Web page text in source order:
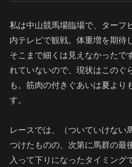
私は中山競馬場臨場で、ターフ
内テレビで観戦。体重増を期
そこまで細くは見えなかったで
れていないので、現状はこのぐ
も。筋肉の付きぐあいは夏より
す。
レースでは、（ついていけない
つけたものの、次第に馬群の最
入って下りになったタイミング